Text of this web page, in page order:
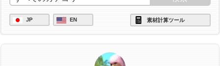
JP EN 素材計算ツール